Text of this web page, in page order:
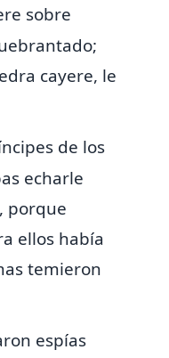
sobre
cayere, le
de los
echarle
porque
ellos había
temieron
espías